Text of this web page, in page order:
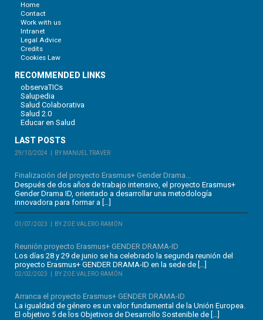
Home
Contact
Work with us
Intranet
Legal Advice
Credits
Cookies Law
RECOMMENDED LINKS
observaTICs
Salupedia
Salud Colaborativa
Salud 2.0
Educar en Salud
LAST POSTS
29/10/2024 BY MANUEL TRAVER
Finalización del proyecto Erasmus+ Gender Drama...
Después de dos años de trabajo intensivo, el proyecto Erasmus+
Gender Drama ID, orientado a desarrollar una metodología
innovadora para formar a […]
01/07/2023 BY ZOE VALERO RAMÓN
Reunión proyecto Erasmus+ GENDER DRAMA-ID
Los días 28 y 29 de junio se ha celebrado la segunda reunión del
proyecto Erasmus+ GENDER DRAMA-ID en la sede de […]
02/02/2023 BY ZOE VALERO RAMÓN
Arranca el proyecto Erasmus+ GENDER DRAMA-ID
La igualdad de género es un valor fundamental de la Unión Europea.
El objetivo 5 de los Objetivos de Desarrollo Sostenible de […]